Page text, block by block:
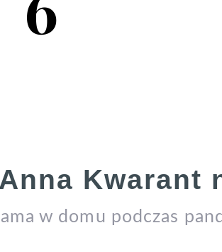
Kwarant
w domu podczas